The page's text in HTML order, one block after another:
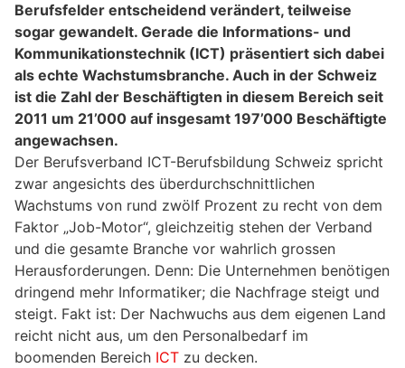
Berufsfelder entscheidend verändert, teilweise
sogar gewandelt. Gerade die Informations- und
Kommunikationstechnik (ICT) präsentiert sich dabei
als echte Wachstumsbranche. Auch in der Schweiz
ist die Zahl der Beschäftigten in diesem Bereich seit
2011 um 21’000 auf insgesamt 197’000 Beschäftigte
angewachsen.
Der Berufsverband ICT-Berufsbildung Schweiz spricht
zwar angesichts des überdurchschnittlichen
Wachstums von rund zwölf Prozent zu recht von dem
Faktor „Job-Motor“, gleichzeitig stehen der Verband
und die gesamte Branche vor wahrlich grossen
Herausforderungen. Denn: Die Unternehmen benötigen
dringend mehr Informatiker; die Nachfrage steigt und
steigt. Fakt ist: Der Nachwuchs aus dem eigenen Land
reicht nicht aus, um den Personalbedarf im
boomenden Bereich ICT zu decken.